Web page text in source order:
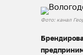
Фото: канал